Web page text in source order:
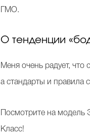
ГМО.
О тенденции
Меня очень радует,
а стандарты и правила
Посмотрите на
Класс!